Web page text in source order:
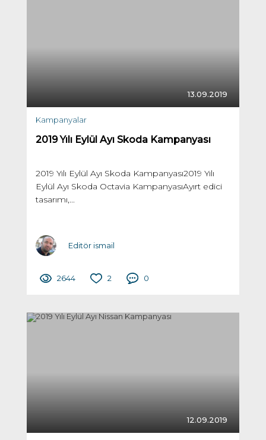
13.09.2019
Kampanyalar
2019 Yılı Eylül Ayı Skoda Kampanyası
2019 Yılı Eylül Ayı Skoda Kampanyası2019 Yılı
Eylül Ayı Skoda Octavia KampanyasıAyırt edici
tasarımı,...
Editör ismail
2644 2 0
12.09.2019